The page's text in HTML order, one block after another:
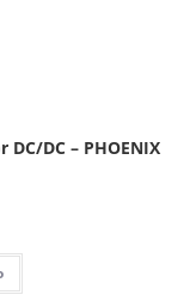
DC/DC – PHOENIX